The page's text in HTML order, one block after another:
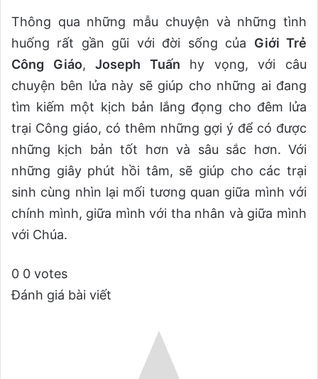
Thông qua những mẫu chuyện và những tình
huống rất gần gũi với đời sống của Giới Trẻ
Công Giáo,Joseph Tuấn hy vọng, với câu
chuyện bên lửa này sẽ giúp cho những ai đang
tìm kiếm một kịch bản lắng đọng cho đêm lửa
trại Công giáo, có thêm những gợi ý để có được
những kịch bản tốt hơn và sâu sắc hơn. Với
những giây phút hồi tâm, sẽ giúp cho các trại
sinh cùng nhìn lại mối tương quan giữa mình với
chính mình, giữa mình với tha nhân và giữa mình
với Chúa.
0 0 votes
Đánh giá bài viết